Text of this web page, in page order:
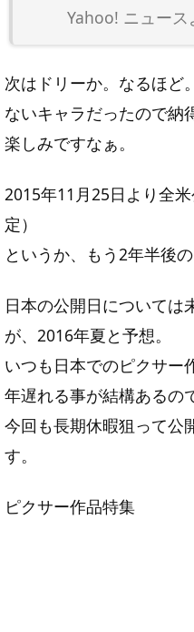
Yahoo! ニュース
次はドリーか。なるほど
ないキャラだったので納
楽しみですなぁ。
2015年11月25日より全
定）
というか、もう2年半後
日本の公開日については
が、2016年夏と予想。
いつも日本でのピクサー
年遅れる事が結構あるの
今回も長期休暇狙って公
す。
ピクサー作品特集